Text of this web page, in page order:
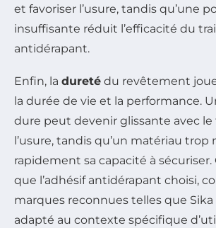
et favoriser l’usure, tandis qu’une
insuffisante réduit l’efficacité du
antidérapant.
Enfin, la dureté du revêtement
la durée de vie et la performance.
dure peut devenir glissante avec
l’usure, tandis qu’un matériau trop
rapidement sa capacité à
que l’adhésif antidérapant choisi,
marques reconnues telles que
adapté au contexte spécifique